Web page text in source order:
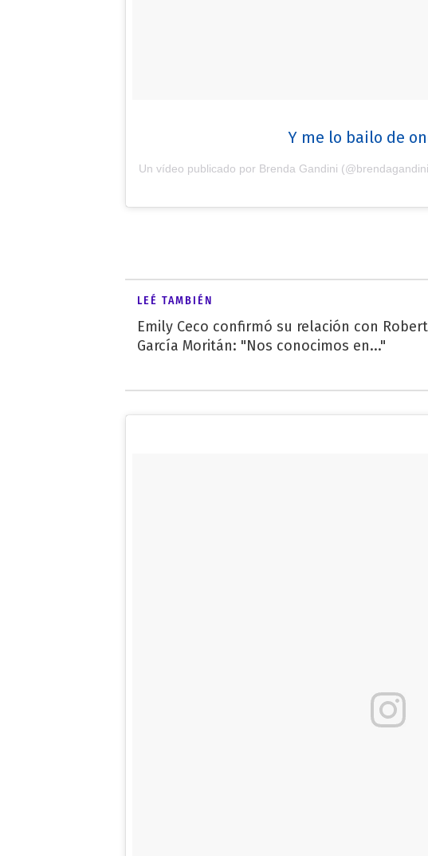
Y me lo bailo de
Un vídeo publicado por Brenda Gandini
LEÉ TAMBIÉN
Emily Ceco confirmó su relación con
García Moritán: "Nos conocimos en..."